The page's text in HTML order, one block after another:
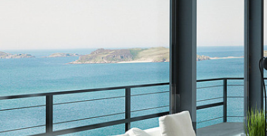
Il driver, per dialogare con la centrale, sfrutta il protocollo
Tecnoalarm in commercio dotate di questo protocollo,
produzione, tramite collegamento seriale, purchè si
supportano il TECNO-OUT sono:
TP16-256 TP8-64 BUS,TP8-96, TP16-512
Il protocollo TECNO-OUT è un’abilitazione software che